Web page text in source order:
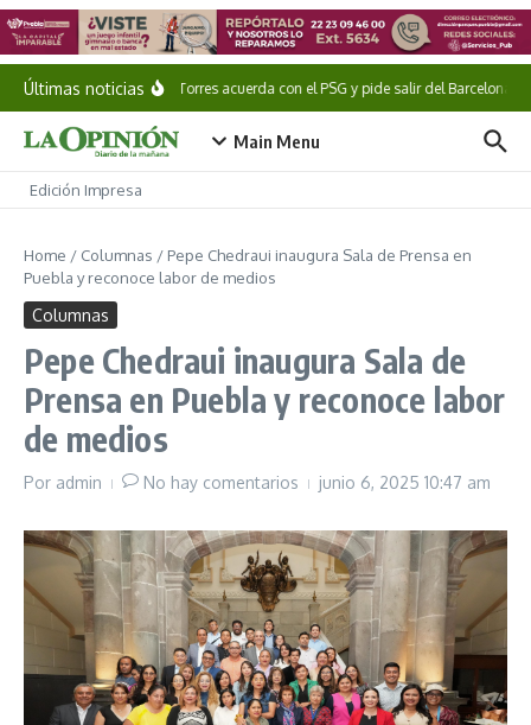
Saltar al contenido
Últimas noticiasFerran Torres acuerda con el PSG y pide salir del Barcelona
Main Menu
Edición Impresa
Home / Columnas / Pepe Chedraui inaugura Sala de Prensa en
Puebla y reconoce labor de medios
Columnas
Pepe Chedraui inaugura Sala de
Prensa en Puebla y reconoce labor
de medios
Por admin No hay comentarios junio 6, 2025 10:47 am